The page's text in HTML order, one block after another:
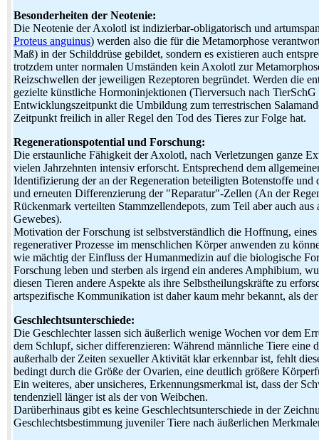
Besonderheiten der Neotenie:
Die Neotenie der Axolotl ist indizierbar-obligatorisch und
Proteus anguinus) werden also die für die Metamorphose
Maß) in der Schilddrüse gebildet, sondern es existieren auch
trotzdem unter normalen Umständen kein Axolotl zur
Reizschwellen der jeweiligen Rezeptoren begründet. Werden die
gezielte künstliche Hormoninjektionen (Tierversuch nach
Entwicklungszeitpunkt die Umbildung zum terrestrischen
Zeitpunkt freilich in aller Regel den Tod des Tieres zur Folge hat.
Regenerationspotential und Forschung:
Die erstaunliche Fähigkeit der Axolotl, nach Verletzungen ganze
vielen Jahrzehnten intensiv erforscht. Entsprechend dem
Identifizierung der an der Regeneration beteiligten Botenstoffe
und erneuten Differenzierung der "Reparatur"-Zellen (An der
Rückenmark verteilten Stammzellendepots, zum Teil aber auch
Gewebes).
Motivation der Forschung ist selbstverständlich die Hoffnung,
regenerativer Prozesse im menschlichen Körper anwenden zu
wie mächtig der Einfluss der Humanmedizin auf die biologische
Forschung leben und sterben als irgend ein anderes Amphibium,
diesen Tieren andere Aspekte als ihre Selbstheilungskräfte zu
artspezifische Kommunikation ist daher kaum mehr bekannt, als
Geschlechtsunterschiede:
Die Geschlechter lassen sich äußerlich wenige Wochen vor dem
dem Schlupf, sicher differenzieren: Während männliche Tiere
außerhalb der Zeiten sexueller Aktivität klar erkennbar ist, fehlt
bedingt durch die Größe der Ovarien, eine deutlich größere
Ein weiteres, aber unsicheres, Erkennungsmerkmal ist, dass der
tendenziell länger ist als der von Weibchen.
Darüberhinaus gibt es keine Geschlechtsunterschiede in der
Geschlechtsbestimmung juveniler Tiere nach äußerlichen